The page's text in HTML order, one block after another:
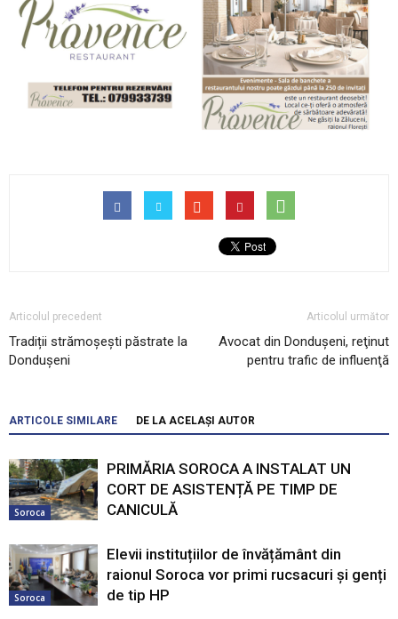
Articolul precedent
Tradiții strămoșești păstrate la
Dondușeni
Articolul următor
Avocat din Donduşeni, reţinut
pentru trafic de influenţă
ARTICOLE SIMILARE DE LA ACELAȘI AUTOR
Soroca
PRIMĂRIA SOROCA A INSTALAT UN
CORT DE ASISTENȚĂ PE TIMP DE
CANICULĂ
Soroca
Elevii instituțiilor de învățământ din
raionul Soroca vor primi rucsacuri și genți
de tip HP